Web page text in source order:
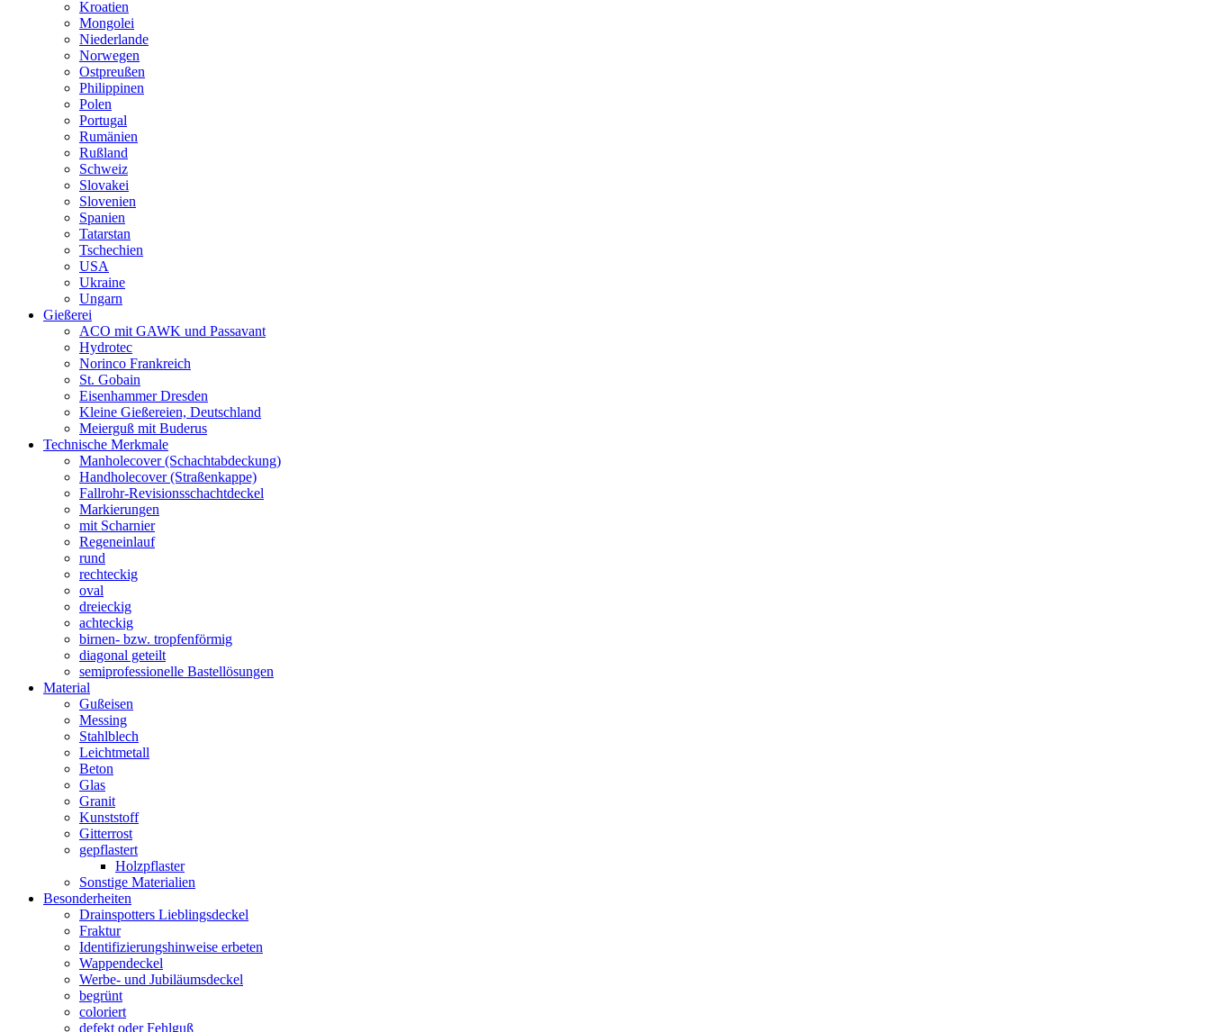
Kroatien
Mongolei
Niederlande
Norwegen
Ostpreußen
Philippinen
Polen
Portugal
Rumänien
Rußland
Schweiz
Slovakei
Slovenien
Spanien
Tatarstan
Tschechien
USA
Ukraine
Ungarn
Gießerei
ACO mit GAWK und Passavant
Hydrotec
Norinco Frankreich
St. Gobain
Eisenhammer Dresden
Kleine Gießereien, Deutschland
Meierguß mit Buderus
Technische Merkmale
Manholecover (Schachtabdeckung)
Handholecover (Straßenkappe)
Fallrohr-Revisionsschachtdeckel
Markierungen
mit Scharnier
Regeneinlauf
rund
rechteckig
oval
dreieckig
achteckig
birnen- bzw. tropfenförmig
diagonal geteilt
semiprofessionelle Bastellösungen
Material
Gußeisen
Messing
Stahlblech
Leichtmetall
Beton
Glas
Granit
Kunststoff
Gitterrost
gepflastert
Holzpflaster
Sonstige Materialien
Besonderheiten
Drainspotters Lieblingsdeckel
Fraktur
Identifizierungshinweise erbeten
Wappendeckel
Werbe- und Jubiläumsdeckel
begrünt
coloriert
defekt oder Fehlguß